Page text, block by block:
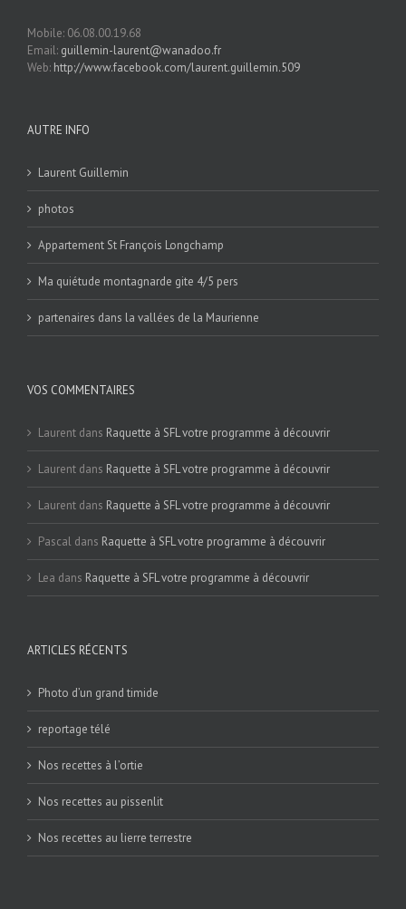
Mobile: 06.08.00.19.68
Email: guillemin-laurent@wanadoo.fr
Web: http://www.facebook.com/laurent.guillemin.509
AUTRE INFO
Laurent Guillemin
photos
Appartement St François Longchamp
Ma quiétude montagnarde gite 4/5 pers
partenaires dans la vallées de la Maurienne
VOS COMMENTAIRES
Laurent dans Raquette à SFL votre programme à découvrir
Laurent dans Raquette à SFL votre programme à découvrir
Laurent dans Raquette à SFL votre programme à découvrir
Pascal dans Raquette à SFL votre programme à découvrir
Lea dans Raquette à SFL votre programme à découvrir
ARTICLES RÉCENTS
Photo d’un grand timide
reportage télé
Nos recettes à l’ortie
Nos recettes au pissenlit
Nos recettes au lierre terrestre